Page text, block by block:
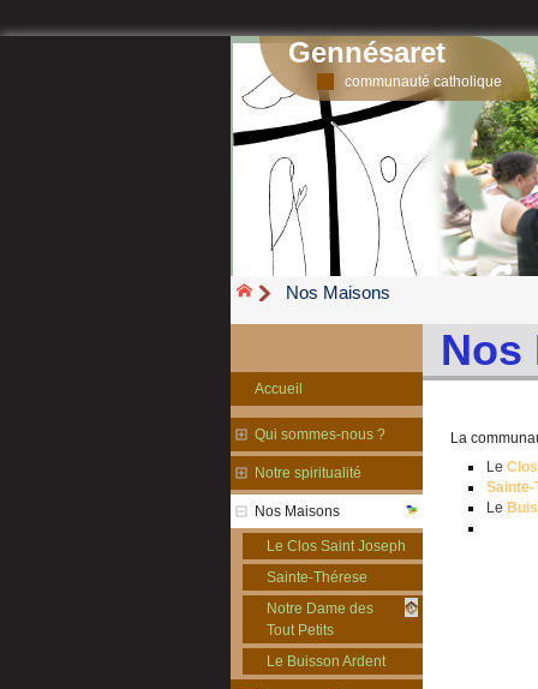
Gennésaret
communauté catholique
Nos Maisons
Nos
La
Le
Le
Accueil
Qui sommes-nous ?
Notre spiritualité
Nos Maisons
Le Clos Saint Joseph
Sainte-Thérese
Notre Dame des
Tout Petits
Le Buisson Ardent